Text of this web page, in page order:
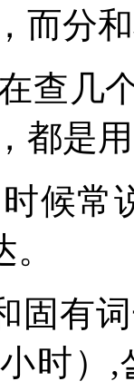
而分
查几
都是
候常
固有
时）